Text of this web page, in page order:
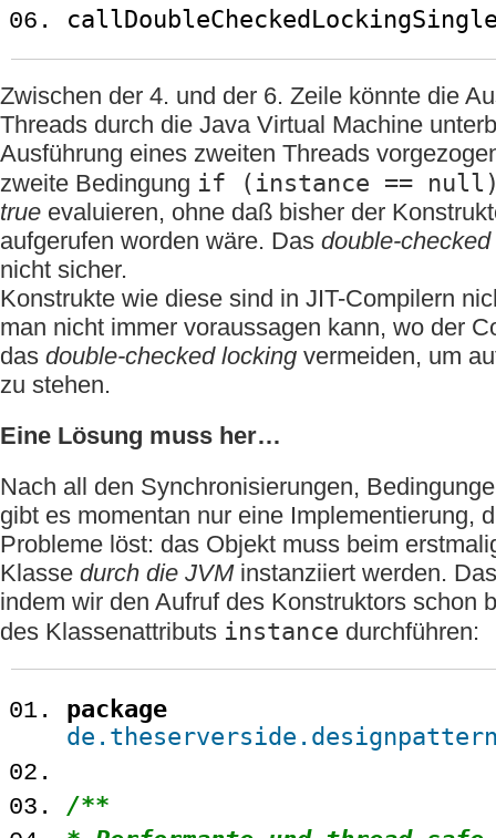
Zwischen der 4. und der 6. Zeile könnte die
Threads durch die Java Virtual Machine
Ausführung eines zweiten Threads
zweite Bedingung if (instance ==
true evaluieren, ohne daß bisher der
aufgerufen worden wäre. Das double-
nicht sicher.
Konstrukte wie diese sind in JIT-Compilern
man nicht immer voraussagen kann, wo der
das double-checked locking vermeiden, um
zu stehen.
Eine Lösung muss her…
Nach all den Synchronisierungen,
gibt es momentan nur eine Implementierung,
Probleme löst: das Objekt muss beim
Klasse durch die JVMinstanziiert werden.
indem wir den Aufruf des Konstruktors schon
des Klassenattributs instance durchführen:
package
/**